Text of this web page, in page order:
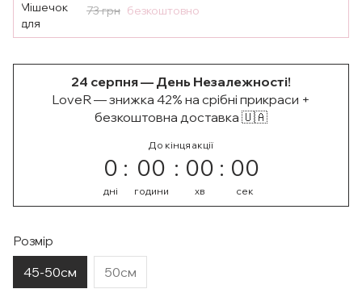
73 грн безкоштовно
24 серпня — День Незалежності!
LoveR — знижка 42% на срібні прикраси +
безкоштовна доставка 🇺🇦
До кінця акції
0
дні
00
години
00
хв
00
сек
Розмір
45-50см 50см